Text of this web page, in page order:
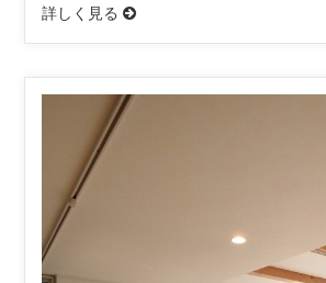
詳しく見る